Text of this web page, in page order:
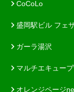
CoCoLo
盛岡駅ビル フェ
ガーラ湯沢
マルチエキュー
オレンジページ